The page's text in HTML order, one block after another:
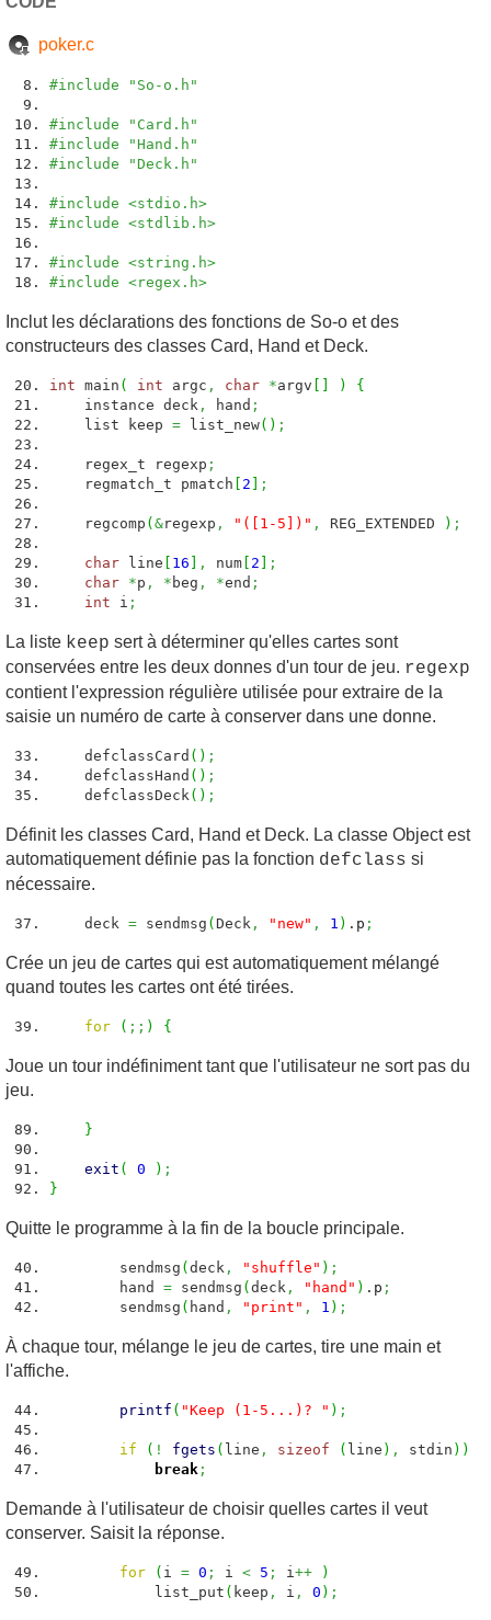
poker.c
#include "So-o.h"
#include "Card.h"
#include "Hand.h"
#include "Deck.h"
#include <stdio.h>
#include <stdlib.h>
#include <string.h>
#include <regex.h>
Inclut les déclarations des fonctions de So-o et des
constructeurs des classes Card, Hand et Deck.
int main ( int argc , char *argv [ ] )
{
instance deck , hand ;
list keep = list_new( ) ;
regex_t regexp ;
regmatch_t pmatch [ 2 ] ;
regcomp (&regexp , "([1-5])" , REG_EXTENDED ) ;
char line [ 16 ] , num [ 2 ] ;
char *p , * beg , *end ;
int i ;
La liste keep sert à déterminer qu'elles cartes sont
conservées entre les deux donnes d'un tour de jeu. regexp
contient l'expression régulière utilisée pour extraire de la
saisie un numéro de carte à conserver dans une donne.
defclassCard ( ) ;
defclassHand ( ) ;
defclassDeck ( ) ;
Définit les classes Card, Hand et Deck. La classe Object est
automatiquement définie pas la fonction defclass si
nécessaire.
deck = sendmsg (Deck , "new" , 1 ) . p ;
Crée un jeu de cartes qui est automatiquement mélangé
quand toutes les cartes ont été tirées.
for ( ;; ) {
Joue un tour indéfiniment tant que l'utilisateur ne sort pas du
jeu.
}
exit ( 0 ) ;
}
Quitte le programme à la fin de la boucle principale.
sendmsg (deck , "shuffle" ) ;
hand = sendmsg (deck , "hand" ) . p ;
sendmsg ( hand , "print" , 1 ) ;
À chaque tour, mélange le jeu de cartes, tire une main et
l'affiche.
printf ( "Keep (1-5...)? " ) ;
if ( ! fgets ( line , sizeof ( line ) , stdin ) )
break ;
Demande à l'utilisateur de choisir quelles cartes il veut
conserver. Saisit la réponse.
for ( i = 0 ; i < 5 ; i ++
)
list_put ( keep , i , 0 ) ;